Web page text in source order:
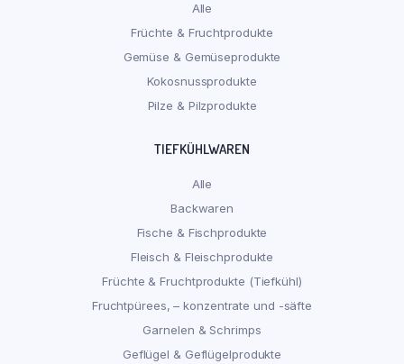
Alle
Früchte & Fruchtprodukte
Gemüse & Gemüseprodukte
Kokosnussprodukte
Pilze & Pilzprodukte
TIEFKÜHLWAREN
Alle
Backwaren
Fische & Fischprodukte
Fleisch & Fleischprodukte
Früchte & Fruchtprodukte (Tiefkühl)
Fruchtpürees, – konzentrate und -säfte
Garnelen & Schrimps
Geflügel & Geflügelprodukte